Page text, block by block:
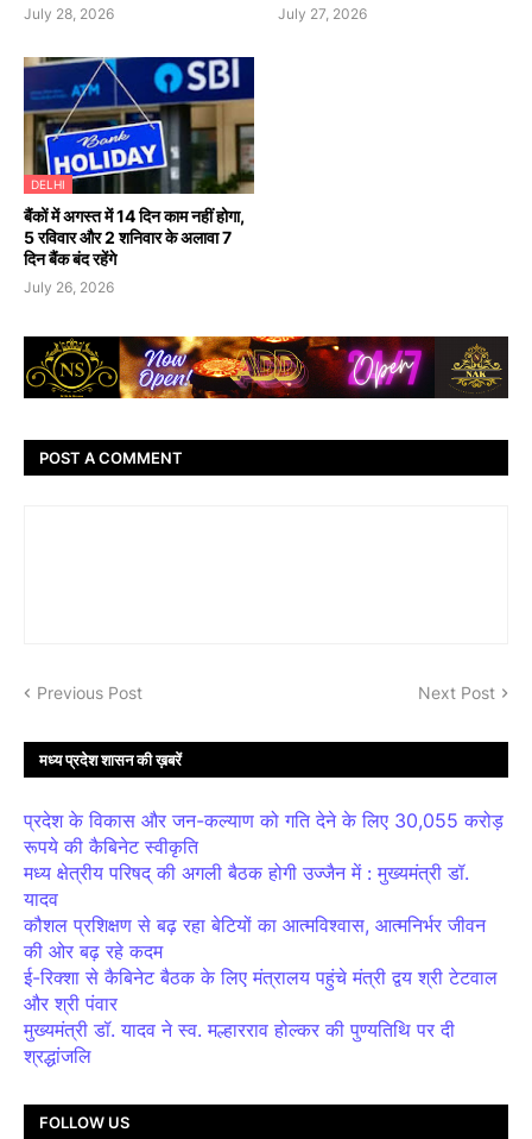
July 28, 2026 July 27, 2026
DELHI
बैंकों में अगस्त में 14 दिन काम नहीं होगा,
5 रविवार और 2 शनिवार के अलावा 7
दिन बैंक बंद रहेंगे
July 26, 2026
POST A COMMENT
Previous Post Next Post
मध्य प्रदेश शासन की ख़बरें
प्रदेश के विकास और जन-कल्याण को गति देने के लिए 30,055 करोड़
रूपये की कैबिनेट स्वीकृति
मध्य क्षेत्रीय परिषद् की अगली बैठक होगी उज्जैन में : मुख्यमंत्री डॉ.
यादव
कौशल प्रशिक्षण से बढ़ रहा बेटियों का आत्मविश्वास, आत्मनिर्भर जीवन
की ओर बढ़ रहे कदम
ई-रिक्शा से कैबिनेट बैठक के लिए मंत्रालय पहुंचे मंत्री द्वय श्री टेटवाल
और श्री पंवार
मुख्यमंत्री डॉ. यादव ने स्व. मल्हारराव होल्कर की पुण्यतिथि पर दी
श्रद्धांजलि
FOLLOW US